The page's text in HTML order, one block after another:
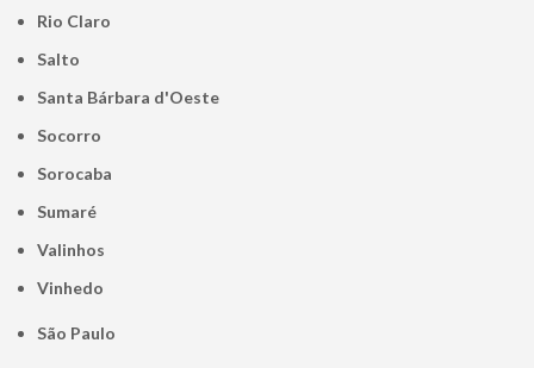
Rio Claro
Salto
Santa Bárbara d'Oeste
Socorro
Sorocaba
Sumaré
Valinhos
Vinhedo
São Paulo